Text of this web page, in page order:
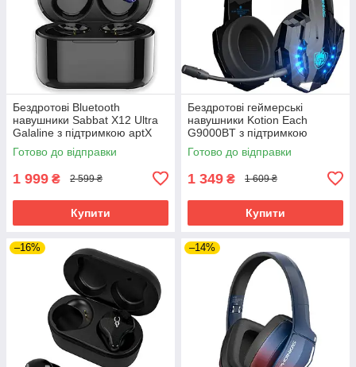
Бездротові Bluetooth
навушники Sabbat X12 Ultra
Galaline з підтримкою aptX
(Синій)
Готово до відправки
1 999 ₴ 2 599 ₴
Купити
Бездротові геймерські
навушники Kotion Each
G9000BT з підтримкою
об'ємного звуку 7.1 Stereo
Sound (Чорно-синій)
Готово до відправки
1 349 ₴ 1 609 ₴
Купити
–16% –14%